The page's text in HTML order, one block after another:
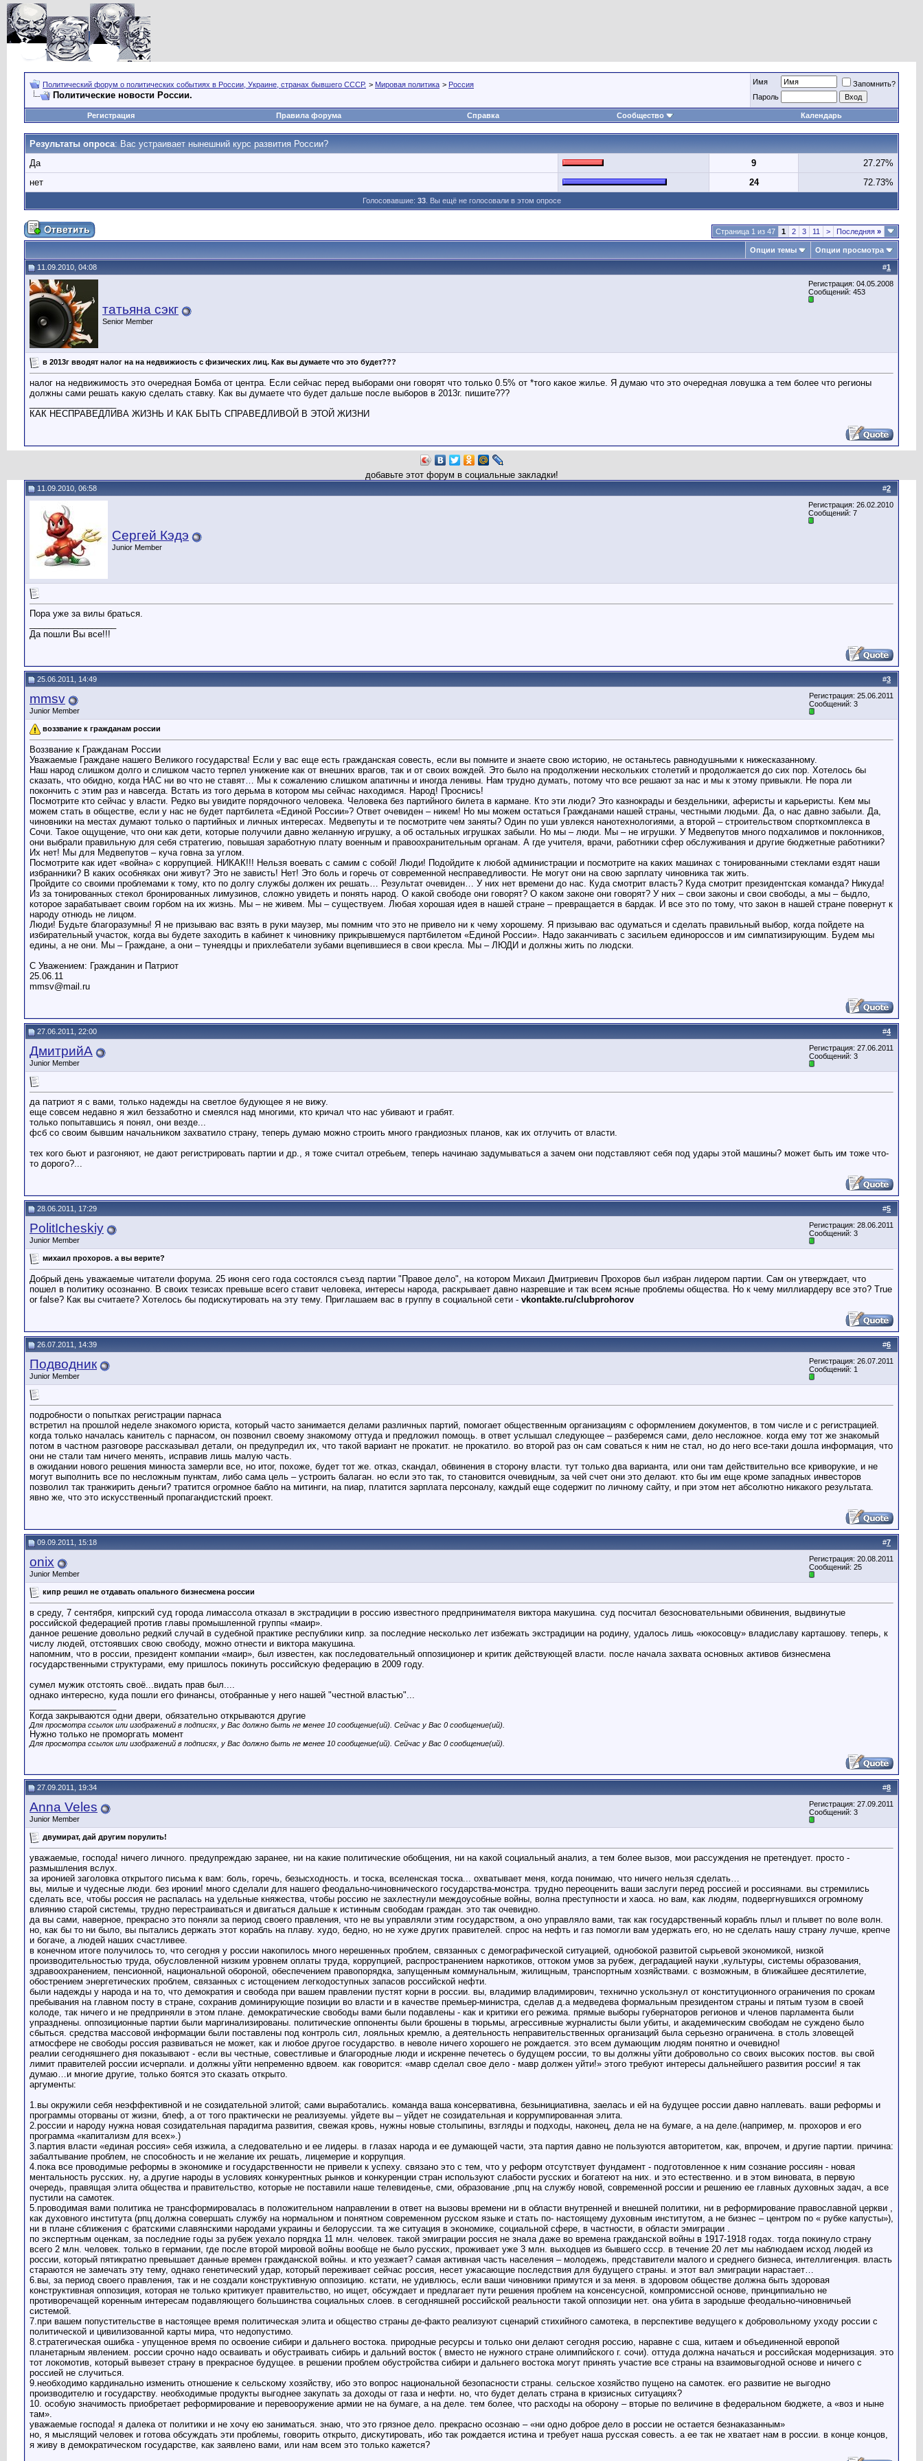
Политический форум о политических событиях в России, Украине, странах бывшего СССР. > Мировая политика > Россия
Политические новости России.
Имя
Запомнить?
Пароль
Регистрация Правила форума Справка Сообщество Календарь
Результаты опроса: Вас устраивает нынешний курс развития России?
Да
9
27.27%
нет
24 72.73%
Голосовавшие: 33. Вы ещё не голосовали в этом опросе
Страница 1 из 47 1 2 3 11 > Последняя »
Опции темы Опции просмотра
#1
11.09.2010, 04:08
татьяна сэкг
Senior Member
Регистрация: 04.05.2008
Сообщений: 453
в 2013г вводят налог на на недвижиость с физических лиц. Как вы думаете что это будет???
налог на недвижимость это очередная Бомба от центра. Если сейчас перед выборами они говорят что только 0.5% от *того какое жилье. Я думаю что это очередная ловушка а тем более что регионы
должны сами решать какую сделать ставку. Как вы думаете что будет дальше после выборов в 2013г. пишите???
КАК НЕСПРАВЕДЛИВА ЖИЗНЬ И КАК БЫТЬ СПРАВЕДЛИВОЙ В ЭТОЙ ЖИЗНИ
добавьте этот форум в социальные закладки!
#2
11.09.2010, 06:58
Сергей Кэдэ
Junior Member
Регистрация: 26.02.2010
Сообщений: 7
Пора уже за вилы браться.
Да пошли Вы все!!!
#3
25.06.2011, 14:49
mmsv
Junior Member
Регистрация: 25.06.2011
Сообщений: 3
воззвание к гражданам россии
Воззвание к Гражданам России
Уважаемые Граждане нашего Великого государства! Если у вас еще есть гражданская совесть, если вы помните и знаете свою историю, не останьтесь равнодушными к нижесказанному.
Наш народ слишком долго и слишком часто терпел унижение как от внешних врагов, так и от своих вождей. Это было на продолжении нескольких столетий и продолжается до сих пор. Хотелось бы
сказать, что обидно, когда НАС ни во что не ставят… Мы к сожалению слишком апатичны и иногда ленивы. Нам трудно думать, потому что все решают за нас и мы к этому привыкли. Не пора ли
покончить с этим раз и навсегда. Встать из того дерьма в котором мы сейчас находимся. Народ! Проснись!
Посмотрите кто сейчас у власти. Редко вы увидите порядочного человека. Человека без партийного билета в кармане. Кто эти люди? Это казнокрады и бездельники, аферисты и карьеристы. Кем мы
можем стать в обществе, если у нас не будет партбилета «Единой России»? Ответ очевиден – никем! Но мы можем остаться Гражданами нашей страны, честными людьми. Да, о нас давно забыли. Да,
чиновники на местах думают только о партийных и личных интересах. Медвепуты и те посмотрите чем заняты? Один по уши увлекся нанотехнологиями, а второй – строительством спорткомплекса в
Сочи. Такое ощущение, что они как дети, которые получили давно желанную игрушку, а об остальных игрушках забыли. Но мы – люди. Мы – не игрушки. У Медвепутов много подхалимов и поклонников,
они выбрали правильную для себя стратегию, повышая заработную плату военным и правоохранительным органам. А где учителя, врачи, работники сфер обслуживания и другие бюджетные работники?
Их нет! Мы для Медвепутов – куча говна за углом.
Посмотрите как идет «война» с коррупцией. НИКАК!!! Нельзя воевать с самим с собой! Люди! Подойдите к любой администрации и посмотрите на каких машинах с тонированными стеклами ездят наши
избранники? В каких особняках они живут? Это не зависть! Нет! Это боль и горечь от современной несправедливости. Не могут они на свою зарплату чиновника так жить.
Пройдите со своими проблемами к тому, кто по долгу службы должен их решать… Результат очевиден… У них нет времени до нас. Куда смотрит власть? Куда смотрит президентская команда? Никуда!
Из за тонированных стекол бронированных лимузинов, сложно увидеть и понять народ. О какой свободе они говорят? О каком законе они говорят? У них – свои законы и свои свободы, а мы – быдло,
которое зарабатывает своим горбом на их жизнь. Мы – не живем. Мы – существуем. Любая хорошая идея в нашей стране – превращается в бардак. И все это по тому, что закон в нашей стране повернут к
народу отнюдь не лицом.
Люди! Будьте благоразумны! Я не призываю вас взять в руки маузер, мы помним что это не привело ни к чему хорошему. Я призываю вас одуматься и сделать правильный выбор, когда пойдете на
избирательный участок, когда вы будете заходить в кабинет к чиновнику прикрывшемуся партбилетом «Единой России». Надо заканчивать с засильем единороссов и им симпатизирующим. Будем мы
едины, а не они. Мы – Граждане, а они – тунеядцы и прихлебатели зубами вцепившиеся в свои кресла. Мы – ЛЮДИ и должны жить по людски.
С Уважением: Гражданин и Патриот
25.06.11
mmsv@mail.ru
#4
27.06.2011, 22:00
ДмитрийА
Junior Member
Регистрация: 27.06.2011
Сообщений: 3
да патриот я с вами, только надежды на светлое будующее я не вижу.
еще совсем недавно я жил беззаботно и смеялся над многими, кто кричал что нас убивают и грабят.
только попытавшись я понял, они везде...
фсб со своим бывшим начальником захватило страну, теперь думаю можно строить много грандиозных планов, как их отлучить от власти.
тех кого бьют и разгоняют, не дают регистрировать партии и др., я тоже считал отребьем, теперь начинаю задумываться а зачем они подставляют себя под удары этой машины? может быть им тоже что-
то дорого?...
#5
28.06.2011, 17:29
PolitIcheskiy
Junior Member
Регистрация: 28.06.2011
Сообщений: 3
михаил прохоров. а вы верите?
Добрый день уважаемые читатели форума. 25 июня сего года состоялся съезд партии "Правое дело", на котором Михаил Дмитриевич Прохоров был избран лидером партии. Сам он утверждает, что
пошел в политику осознанно. В своих тезисах превыше всего ставит человека, интересы народа, раскрывает давно назревшие и так всем ясные проблемы общества. Но к чему миллиардеру все это? True
or false? Как вы считаете? Хотелось бы подискутировать на эту тему. Приглашаем вас в группу в социальной сети - vkontakte.ru/clubprohorov
#6
26.07.2011, 14:39
Подводник
Junior Member
Регистрация: 26.07.2011
Сообщений: 1
подробности о попытках регистрации парнаса
встретил на прошлой неделе знакомого юриста, который часто занимается делами различных партий, помогает общественным организациям с оформлением документов, в том числе и с регистрацией.
когда только началась канитель с парнасом, он позвонил своему знакомому оттуда и предложил помощь. в ответ услышал следующее – разберемся сами, дело несложное. когда ему тот же знакомый
потом в частном разговоре рассказывал детали, он предупредил их, что такой вариант не прокатит. не прокатило. во второй раз он сам соваться к ним не стал, но до него все-таки дошла информация, что
они не стали там ничего менять, исправив лишь малую часть.
в ожидании нового решения минюста замерли все, но итог, похоже, будет тот же. отказ, скандал, обвинения в сторону власти. тут только два варианта, или они там действительно все криворукие, и не
могут выполнить все по несложным пунктам, либо сама цель – устроить балаган. но если это так, то становится очевидным, за чей счет они это делают. кто бы им еще кроме западных инвесторов
позволил так транжирить деньги? тратится огромное бабло на митинги, на пиар, платится зарплата персоналу, каждый еще содержит по личному сайту, и при этом нет абсолютно никакого результата.
явно же, что это искусственный пропагандистский проект.
#7
09.09.2011, 15:18
onix
Junior Member
Регистрация: 20.08.2011
Сообщений: 25
кипр решил не отдавать опального бизнесмена россии
в среду, 7 сентября, кипрский суд города лимассола отказал в экстрадиции в россию известного предпринимателя виктора макушина. суд посчитал безосновательными обвинения, выдвинутые
российской федерацией против главы промышленной группы «маир».
данное решение довольно редкий случай в судебной практике республики кипр. за последние несколько лет избежать экстрадиции на родину, удалось лишь «юкосовцу» владиславу карташову. теперь, к
числу людей, отстоявших свою свободу, можно отнести и виктора макушина.
напомним, что в россии, президент компании «маир», был известен, как последовательный оппозиционер и критик действующей власти. после начала захвата основных активов бизнесмена
государственными структурами, ему пришлось покинуть российскую федерацию в 2009 году.
сумел мужик отстоять своё...видать прав был....
однако интересно, куда пошли его финансы, отобранные у него нашей "честной властью"...
Когда закрываются одни двери, обязательно открываются другие
Для просмотра ссылок или изображений в подписях, у Вас должно быть не менее 10 сообщение(ий). Сейчас у Вас 0 сообщение(ий).
Нужно только не проморгать момент
Для просмотра ссылок или изображений в подписях, у Вас должно быть не менее 10 сообщение(ий). Сейчас у Вас 0 сообщение(ий).
#8
27.09.2011, 19:34
Anna Veles
Junior Member
Регистрация: 27.09.2011
Сообщений: 3
двумират, дай другим порулить!
уважаемые, господа! ничего личного. предупреждаю заранее, ни на какие политические обобщения, ни на какой социальный анализ, а тем более вызов, мои рассуждения не претендует. просто -
размышления вслух.
за иронией заголовка открытого письма к вам: боль, горечь, безысходность. и тоска, вселенская тоска... охватывает меня, когда понимаю, что ничего нельзя сделать…
вы, милые и чудесные люди. без иронии! много сделали для нашего феодально-чиновнического государства-монстра. трудно переоценить ваши заслуги перед россией и россиянами. вы стремились
сделать все, чтобы россия не распалась на удельные княжества, чтобы россию не захлестнули междоусобные войны, волна преступности и хаоса. но вам, как людям, подвергнувшихся огромному
влиянию старой системы, трудно перестраиваться и двигаться дальше к истинным свободам граждан. это так очевидно.
да вы сами, наверное, прекрасно это поняли за период своего правления, что не вы управляли этим государством, а оно управляло вами, так как государственный корабль плыл и плывет по воле волн.
но, как бы то ни было, вы пытались держать этот корабль на плаву. худо, бедно, но не хуже других правителей. спрос на нефть и газ помогли вам удержать его, но не сделать нашу страну лучше, крепче
и богаче, а людей наших счастливее.
в конечном итоге получилось то, что сегодня у россии накопилось много нерешенных проблем, связанных с демографической ситуацией, однобокой развитой сырьевой экономикой, низкой
производительностью труда, обусловленной низким уровнем оплаты труда, коррупцией, распространением наркотиков, оттоком умов за рубеж, деградацией науки ,культуры, системы образования,
здравоохранением, пенсионной, национальной обороной, обеспечением правопорядка, запущенным коммунальным, жилищным, транспортным хозяйствами. с возможным, в ближайшее десятилетие,
обострением энергетических проблем, связанных с истощением легкодоступных запасов российской нефти.
были надежды у народа и на то, что демократия и свобода при вашем правлении пустят корни в россии. вы, владимир владимирович, технично ускользнул от конституционного ограничения по срокам
пребывания на главном посту в стране, сохранив доминирующие позиции во власти и в качестве премьер-министра, сделав д.а медведева формальным президентом страны и пятым тузом в своей
колоде, так ничего и не предприняли в этом плане. демократические свободы вами были подавлены - как и критики его режима. прямые выборы губернаторов регионов и членов парламента были
упразднены. оппозиционные партии были маргинализированы. политические оппоненты были брошены в тюрьмы, агрессивные журналисты были убиты, и академическим свободам не суждено было
сбыться. средства массовой информации были поставлены под контроль сил, лояльных кремлю, а деятельность неправительственных организаций была серьезно ограничена. в столь зловещей
атмосфере не свободы россия развиваться не может, как и любое другое государство. в неволе ничего хорошего не рождается. это всем думающим людям понятно и очевидно!
реалии сегодняшнего дня показывают - если вы честные, совестливые и благородные люди и искренне печетесь о будущем россии, то вы должны уйти добровольно со своих высоких постов. вы свой
лимит правителей россии исчерпали. и должны уйти непременно вдвоем. как говорится: «мавр сделал свое дело - мавр должен уйти!» этого требуют интересы дальнейшего развития россии! я так
думаю…и многие другие, только боятся это сказать открыто.
аргументы:
1.вы окружили себя неэффективной и не созидательной элитой; сами выработались. команда ваша консервативна, безынициативна, заелась и ей на будущее россии давно наплевать. ваши реформы и
программы оторваны от жизни, блеф, а от того практически не реализуемы. уйдете вы – уйдет не созидательная и коррумпированная элита.
2.россии и народу нужна новая созидательная парадигма развития, свежая кровь, нужны новые столыпины, взгляды и подходы, наконец, дела не на бумаге, а на деле.(например, м. прохоров и его
программа «капитализм для всех».)
3.партия власти «единая россия» себя изжила, а следовательно и ее лидеры. в глазах народа и ее думающей части, эта партия давно не пользуются авторитетом, как, впрочем, и другие партии. причина:
забалтывание проблем, не способность и не желание их решать, лицемерие и коррупция.
4.пока все проводимые реформы в экономике и государственности не привели к успеху. связано это с тем, что у реформ отсутствует фундамент - подготовленное к ним сознание россиян - новая
ментальность русских. ну, а другие народы в условиях конкурентных рынков и конкуренции стран используют слабости русских и богатеют на них. и это естественно. и в этом виновата, в первую
очередь, правящая элита общества и правительство, которые не поставили наше телевиденье, сми, образование ,рпц на службу новой, современной россии и решению ее главных духовных задач, а все
пустили на самотек.
5.проводимая вами политика не трансформировалась в положительном направлении в ответ на вызовы времени ни в области внутренней и внешней политики, ни в реформирование православной церкви ,
как духовного института (рпц должна совершать службу на нормальном и понятном современном русском языке и стать по- настоящему духовным институтом, а не бизнес – центром по « рубке капусты»),
ни в плане сближения с братскими славянскими народами украины и белоруссии. та же ситуация в экономике, социальной сфере, в частности, в области эмиграции .
по экспертным оценкам, за последние годы за рубеж уехало порядка 11 млн. человек. такой эмиграции россия не знала даже во времена гражданской войны в 1917-1918 годах. тогда покинуло страну
всего 2 млн. человек. только в германии, где после второй мировой войны вообще не было русских, проживает уже 3 млн. выходцев из бывшего ссср. в течение 20 лет мы наблюдаем исход людей из
россии, который пятикратно превышает данные времен гражданской войны. и кто уезжает? самая активная часть населения – молодежь, представители малого и среднего бизнеса, интеллигенция. власть
стараются не замечать эту тему, однако генетический удар, который переживает сейчас россия, несет ужасающие последствия для будущего страны. и этот вал эмиграции нарастает…
6.вы, за период своего правления, так и не создали конструктивную оппозицию. кстати, не удивлюсь, если ваши чиновники примутся и за меня. в здоровом обществе должна быть здоровая
конструктивная оппозиция, которая не только критикует правительство, но ищет, обсуждает и предлагает пути решения проблем на консенсусной, компромиссной основе, принципиально не
противоречащей коренным интересам подавляющего большинства социальных слоев. в сегодняшней российской реальности такой оппозиции нет. она убита в зародыше феодально-чиновничьей
системой.
7.при вашем попустительстве в настоящее время политическая элита и общество страны де-факто реализуют сценарий стихийного самотека, в перспективе ведущего к добровольному уходу россии с
политической и цивилизованной карты мира, что недопустимо.
8.стратегическая ошибка - упущенное время по освоение сибири и дальнего востока. природные ресурсы и только они делают сегодня россию, наравне с сша, китаем и объединенной европой
планетарным явлением. россии срочно надо осваивать и обустраивать сибирь и дальний восток ( вместо не нужного стране олимпийского г. сочи). оттуда должна начаться и российская модернизация. это
тот локомотив, который вывезет страну в прекрасное будущее. в решении проблем обустройства сибири и дальнего востока могут принять участие все страны на взаимовыгодной основе и ничего с
россией не случиться.
9.необходимо кардинально изменить отношение к сельскому хозяйству, ибо это вопрос национальной безопасности страны. сельское хозяйство пущено на самотек. его развитие не выгодно
производителю и государству. необходимые продукты выгоднее закупать за доходы от газа и нефти. но, что будет делать страна в кризисных ситуациях?
10. особую значимость приобретает реформирование и перевооружение армии не на бумаге, а на деле. тем более, что расходы на оборону – вторые по величине в федеральном бюджете, а «воз и ныне
там».
уважаемые господа! я далека от политики и не хочу ею заниматься. знаю, что это грязное дело. прекрасно осознаю – «ни одно доброе дело в россии не остается безнаказанным»
но, я мыслящий человек и готова обсуждать эти проблемы, говорить открыто, дискутировать, ибо так рождается истина и требует наша русская совесть. а ее так не хватает нам в россии. в конце концов,
я живу в демократическом государстве, как заявлено вами, или нам всем это только кажется?